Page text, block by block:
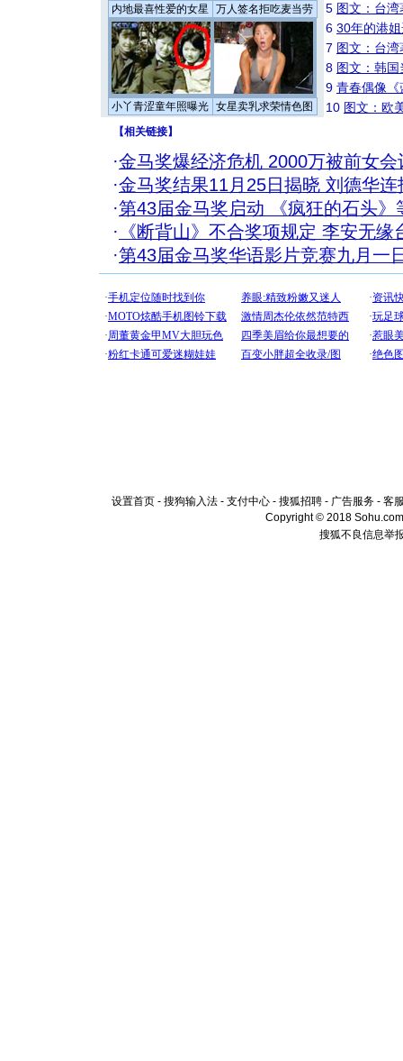
内地最喜性爱的女星 万人签名拒吃麦当劳
小丫青涩童年照曝光 女星卖乳求荣情色图
5 图文：台
6 30年的港
7 图文：台
8 图文：韩
9 青春偶像《
10 图文：欧
【相关链接】
·金马奖爆经济危机 2000万被前女会
·金马奖结果11月25日揭晓 刘德华连
·第43届金马奖启动 《疯狂的石头》
· 《断背山》不合奖项规定 李安无缘
·第43届金马奖华语影片竞赛九月一
设置首页 - 搜狗输入法 - 支付中心 - 搜狐招聘 - 广告服务 - 客
Copyright © 2018
搜狐不良信息举